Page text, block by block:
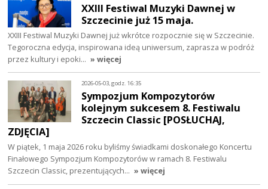
XXIII Festiwal Muzyki Dawnej w
Szczecinie już 15 maja.
XXIII Festiwal Muzyki Dawnej już wkrótce rozpocznie się w Szczecinie.
Tegoroczna edycja, inspirowana ideą uniwersum, zaprasza w podróż
przez kultury i epoki… » więcej
2026-05-03, godz. 16:35
Sympozjum Kompozytorów
kolejnym sukcesem 8. Festiwalu
Szczecin Classic [POSŁUCHAJ,
ZDJĘCIA]
W piątek, 1 maja 2026 roku byliśmy świadkami doskonałego Koncertu
Finałowego Sympozjum Kompozytorów w ramach 8. Festiwalu
Szczecin Classic, prezentujących… » więcej